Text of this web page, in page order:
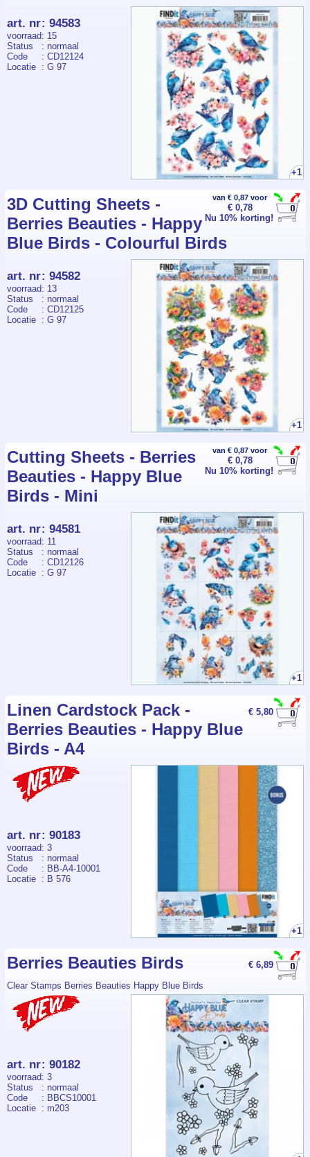
+1
art. nr: 94583
voorraad: 15
Status
: normaal
Code
: CD12124
Locatie : G 97
van € 0,87 voor
€ 0,78
Nu 10% korting!
3D Cutting Sheets -
Berries Beauties - Happy
Blue Birds - Colourful Birds
+1
art. nr: 94582
voorraad: 13
Status
: normaal
Code
: CD12125
Locatie : G 97
van € 0,87 voor
€ 0,78
Nu 10% korting!
Cutting Sheets - Berries
Beauties - Happy Blue
Birds - Mini
+1
art. nr: 94581
voorraad: 11
Status
: normaal
Code
: CD12126
Locatie : G 97
€ 5,80
Linen Cardstock Pack -
Berries Beauties - Happy Blue
Birds - A4
+1
art. nr: 90183
voorraad: 3
Status
: normaal
Code
: BB-A4-10001
Locatie : B 576
€ 6,89
Berries Beauties Birds
Clear Stamps Berries Beauties Happy Blue Birds
art. nr: 90182
voorraad: 3
Status
: normaal
Code
: BBCS10001
Locatie : m203